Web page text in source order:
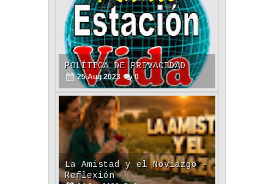
POLÍTICA DE PRIVACIDAD
25 Aug 2023 0
La Amistad y el Noviazgo -
Reflexión
04 Jun 2022 0